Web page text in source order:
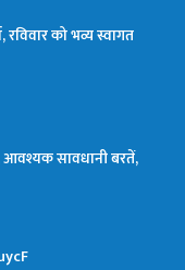
रविवार को भव्य स्वागत
आवश्यक सावधानी बरतें,